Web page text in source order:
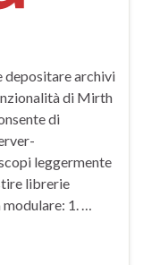
depositare archivi
di Mirth
di
leggermente
librerie
1. …